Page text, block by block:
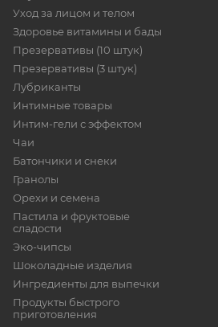
Уход за лицом и телом
Здоровье витамины и бады
Презервативы (10 штук)
Презервативы (3 штук)
Лубриканты
Интимные товары
Интим-гели с эффектом
Чаи
Батончики и снеки
Гранолы
Орехи и семена
Пастила и фруктовые
сладости
Эко-чипсы
Шоколадные изделия
Ингредиенты для выпечки
Продукты быстрого
приготовления